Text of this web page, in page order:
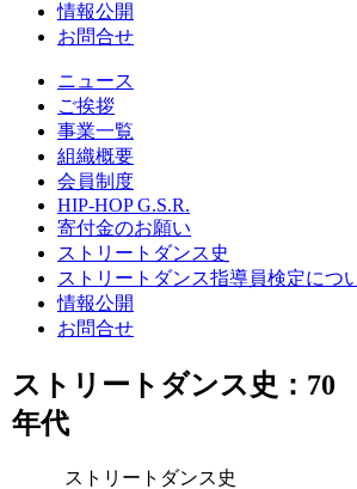
情報公開
お問合せ
ニュース
ご挨拶
事業一覧
組織概要
会員制度
HIP-HOP G.S.R.
寄付金のお願い
ストリートダンス史
ストリートダンス指導員検定につ
情報公開
お問合せ
ストリートダンス史：70
年代
ストリートダンス史